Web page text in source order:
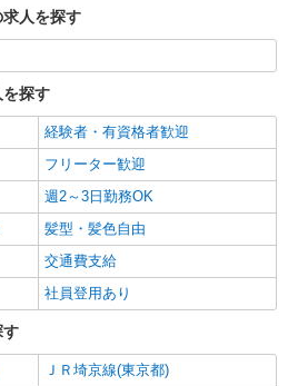
広尾店
・キッチンスタッフ ＜優先募集日
フルタイム
渋谷区広尾5-6-6広尾プラザ内
詳細を見る
エリアスタッフ幡ヶ谷南口店
サポートスタッフ
円
祥寺南口店 東京都武蔵野市吉祥寺南
2］永福町店 東京都杉並区和泉3-4-2 上
人を探す
を探す
経験者・有資格者歓迎
フリーター歓迎
週2～3日勤務OK
髪型・髪色自由
交通費支給
社員登用あり
す
ＪＲ埼京線(東京都)